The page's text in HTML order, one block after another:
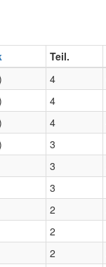
Teil.
4
4
4
3
3
3
2
2
2